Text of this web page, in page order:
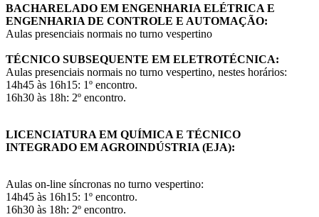
BACHARELADO EM ENGENHARIA ELÉTRICA E
ENGENHARIA DE CONTROLE E AUTOMAÇÃO:
Aulas presenciais normais no turno vespertino
TÉCNICO SUBSEQUENTE EM ELETROTÉCNICA:
Aulas presenciais normais no turno vespertino, nestes horários:
14h45 às 16h15: 1º encontro.
16h30 às 18h: 2º encontro.
LICENCIATURA EM QUÍMICA E TÉCNICO
INTEGRADO EM AGROINDÚSTRIA (EJA):
Aulas on-line síncronas no turno vespertino:
14h45 às 16h15: 1º encontro.
16h30 às 18h: 2º encontro.